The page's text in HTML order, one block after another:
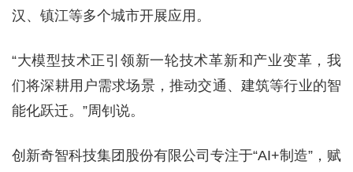
汉、镇江等多个城市开展应用。
“大模型技术正引领新一轮技术革新和产业变革，我
们将深耕用户需求场景，推动交通、建筑等行业的智
能化跃迁。”周钊说。
创新奇智科技集团股份有限公司专注于“AI+制造”，赋